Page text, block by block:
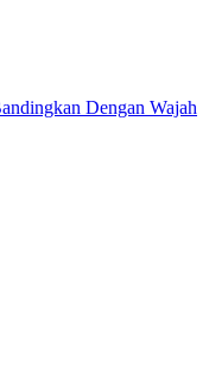
Dengan Wajah